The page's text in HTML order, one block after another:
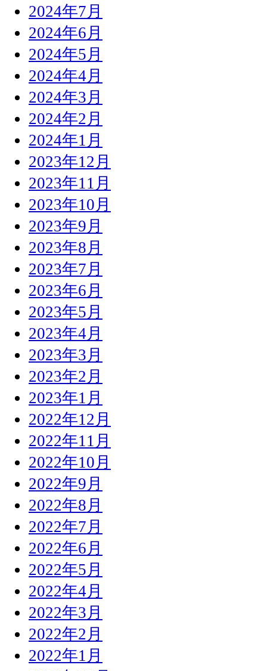
2024年7月
2024年6月
2024年5月
2024年4月
2024年3月
2024年2月
2024年1月
2023年12月
2023年11月
2023年10月
2023年9月
2023年8月
2023年7月
2023年6月
2023年5月
2023年4月
2023年3月
2023年2月
2023年1月
2022年12月
2022年11月
2022年10月
2022年9月
2022年8月
2022年7月
2022年6月
2022年5月
2022年4月
2022年3月
2022年2月
2022年1月